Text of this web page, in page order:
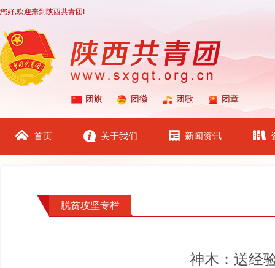
您好,欢迎来到陕西共青团!
团旗 团徽 团歌 团章
首页 关于我们 新闻资讯
脱贫攻坚专栏
神木：送经